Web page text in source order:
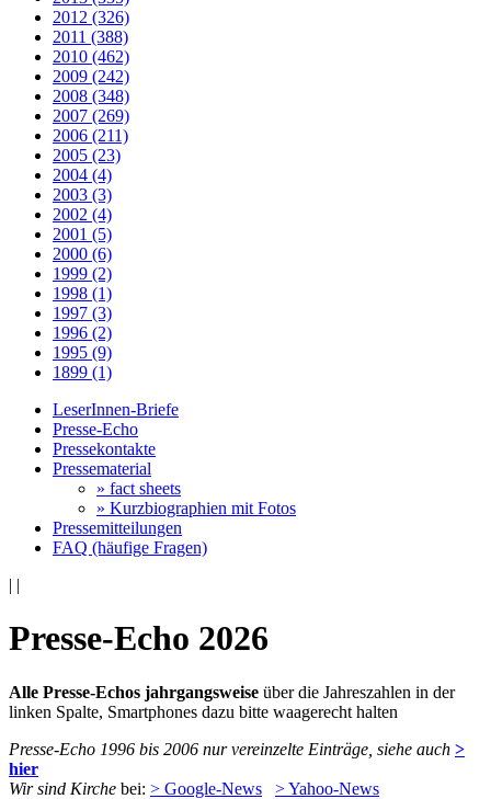
2012 (326)
2011 (388)
2010 (462)
2009 (242)
2008 (348)
2007 (269)
2006 (211)
2005 (23)
2004 (4)
2003 (3)
2002 (4)
2001 (5)
2000 (6)
1999 (2)
1998 (1)
1997 (3)
1996 (2)
1995 (9)
1899 (1)
LeserInnen-Briefe
Presse-Echo
Pressekontakte
Pressematerial
» fact sheets
» Kurzbiographien mit Fotos
Pressemitteilungen
FAQ (häufige Fragen)
| |
Presse-Echo 2026
Alle Presse-Echos jahrgangsweise über die Jahreszahlen in der
linken Spalte, Smartphones dazu bitte waagerecht halten
Presse-Echo 1996 bis 2006 nur vereinzelte Einträge, siehe auch >
hier
Wir sind Kirche bei: > Google-News
> Yahoo-News